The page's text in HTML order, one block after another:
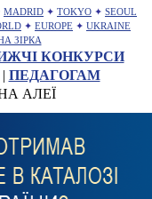
MADRID ✦ TOKYO ✦ SEOUL
✦ EUROPE ✦ UKRAINE
ЗІРКА
КОНКУРСИ
ПЕДАГОГАМ
АЛЕЇ